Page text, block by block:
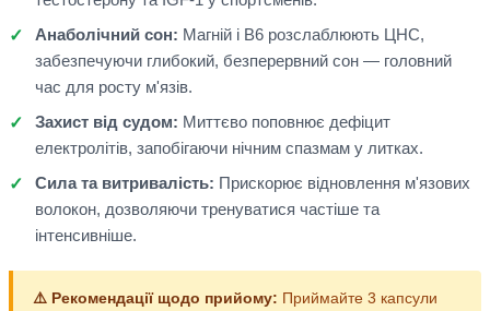
Анаболічний сон: Магній і B6 розслаблюють ЦНС,
забезпечуючи глибокий, безперервний сон — головний
час для росту м'язів.
Захист від судом: Миттєво поповнює дефіцит
електролітів, запобігаючи нічним спазмам у литках.
Сила та витривалість: Прискорює відновлення м'язових
волокон, дозволяючи тренуватися частіше та
інтенсивніше.
⚠️ Рекомендації щодо прийому: Приймайте 3 капсули